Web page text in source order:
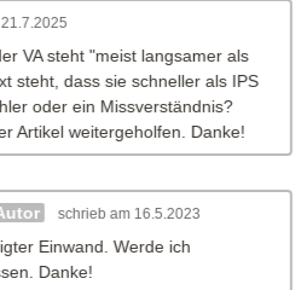
VA steht "meist langsamer als
steht, dass sie schneller als IPS
oder ein Missverständnis?
Artikel weitergeholfen. Danke!
am 16.5.2023
Einwand. Werde ich
Danke!